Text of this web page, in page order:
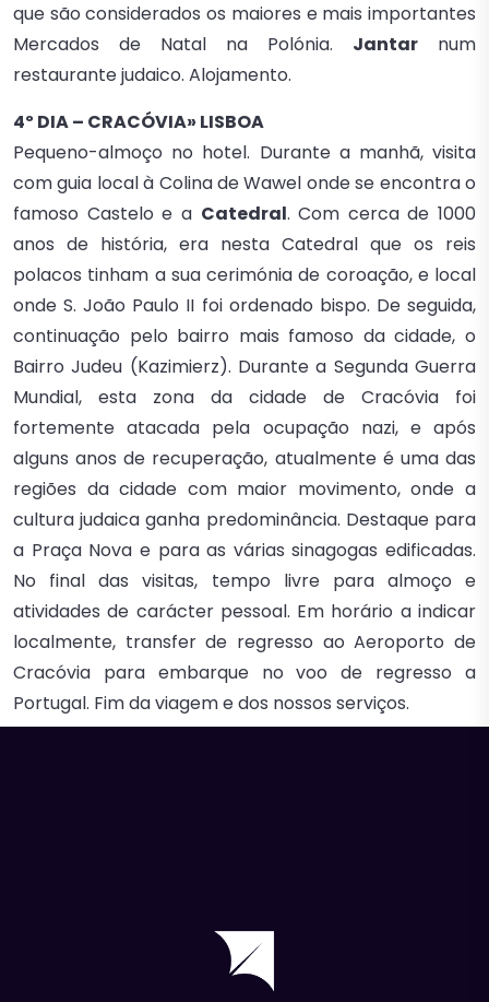
que são considerados os maiores e mais importantes
Mercados de Natal na Polónia. Jantar num
restaurante judaico. Alojamento.
4º DIA – CRACÓVIA» LISBOA
Pequeno-almoço no hotel. Durante a manhã, visita
com guia local à Colina de Wawel onde se encontra o
famoso Castelo e a Catedral. Com cerca de 1000
anos de história, era nesta Catedral que os reis
polacos tinham a sua cerimónia de coroação, e local
onde S. João Paulo II foi ordenado bispo. De seguida,
continuação pelo bairro mais famoso da cidade, o
Bairro Judeu (Kazimierz). Durante a Segunda Guerra
Mundial, esta zona da cidade de Cracóvia foi
fortemente atacada pela ocupação nazi, e após
alguns anos de recuperação, atualmente é uma das
regiões da cidade com maior movimento, onde a
cultura judaica ganha predominância. Destaque para
a Praça Nova e para as várias sinagogas edificadas.
No final das visitas, tempo livre para almoço e
atividades de carácter pessoal. Em horário a indicar
localmente, transfer de regresso ao Aeroporto de
Cracóvia para embarque no voo de regresso a
Portugal. Fim da viagem e dos nossos serviços.